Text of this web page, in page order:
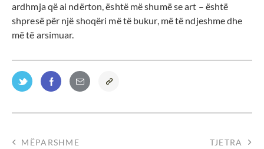
ardhmja që ai ndërton, është më shumë se art – është
shpresë për një shoqëri më të bukur, më të ndjeshme dhe
më të arsimuar.
MËPARSHME TJETRA